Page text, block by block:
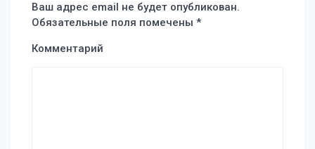
Ваш адрес email не будет опубликован.
Обязательные поля помечены *
Комментарий